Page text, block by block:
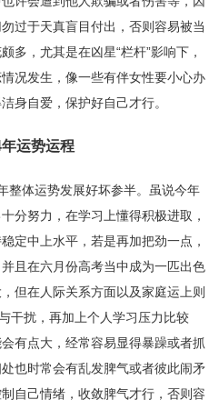
过于天真盲目付出，否则容易被当
多，尤其是在凶星“栏杆”影响下，
况发生，像一些有伴女性要小心办
身自爱，保护好自己才行。
运势运程
体运势发展好坏参半。虽说今年
分努力，在学习上懂得积极进取，
定中上水平，若是再加把劲一点，
且在六月份高考当中成为一匹出色
但在人际关系方面以及家庭运上则
干扰，再加上个人学习压力比较
有点大，经常容易显得暴躁或者抓
也时常会有乱发脾气或者彼此闹矛
自己情绪，收敛脾气才行，否则容